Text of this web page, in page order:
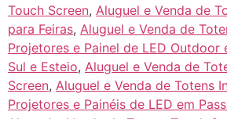
Touch Screen, Aluguel e Venda de
para Feiras, Aluguel e Venda de
Projetores e Painel de LED Outdoor
Sul e Esteio, Aluguel e Venda de
Screen, Aluguel e Venda de Totens
Projetores e Painéis de LED em